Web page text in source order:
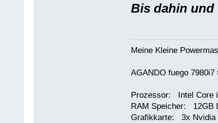
Bis dahin
Meine Kleine
AGANDO fuego 7980i7
Prozessor: Intel Core
RAM Speicher: 12GB
Grafikkarte: 3x Nvidia